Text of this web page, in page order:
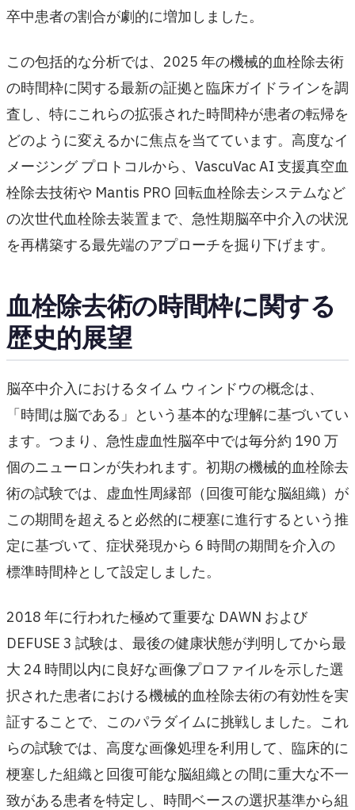
卒中患者の割合が劇的に増加しました。
この包括的な分析では、2025 年の機械的血栓除去術
の時間枠に関する最新の証拠と臨床ガイドラインを調
査し、特にこれらの拡張された時間枠が患者の転帰を
どのように変えるかに焦点を当てています。高度なイ
メージング プロトコルから、VascuVac AI 支援真空血
栓除去技術や Mantis PRO 回転血栓除去システムなど
の次世代血栓除去装置まで、急性期脳卒中介入の状況
を再構築する最先端のアプローチを掘り下げます。
血栓除去術の時間枠に関する
歴史的展望
脳卒中介入におけるタイム ウィンドウの概念は、
「時間は脳である」という基本的な理解に基づいてい
ます。つまり、急性虚血性脳卒中では毎分約 190 万
個のニューロンが失われます。初期の機械的血栓除去
術の試験では、虚血性周縁部（回復可能な脳組織）が
この期間を超えると必然的に梗塞に進行するという推
定に基づいて、症状発現から 6 時間の期間を介入の
標準時間枠として設定しました。
2018 年に行われた極めて重要な DAWN および
DEFUSE 3 試験は、最後の健康状態が判明してから最
大 24 時間以内に良好な画像プロファイルを示した選
択された患者における機械的血栓除去術の有効性を実
証することで、このパラダイムに挑戦しました。これ
らの試験では、高度な画像処理を利用して、臨床的に
梗塞した組織と回復可能な脳組織との間に重大な不一
致がある患者を特定し、時間ベースの選択基準から組